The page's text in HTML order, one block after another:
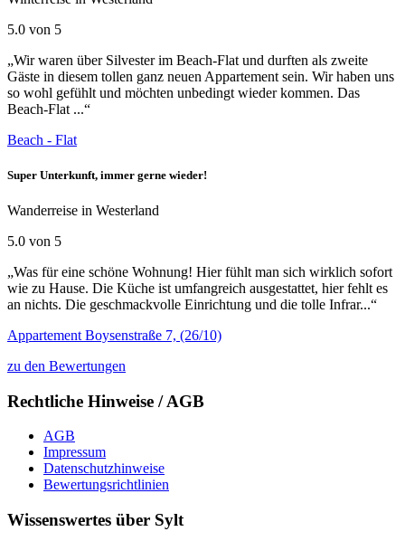
5.0 von 5
„Wir waren über Silvester im Beach-Flat und durften als zweite
Gäste in diesem tollen ganz neuen Appartement sein. Wir haben uns
so wohl gefühlt und möchten unbedingt wieder kommen. Das
Beach-Flat ...“
Beach - Flat
Super Unterkunft, immer gerne wieder!
Wanderreise in Westerland
5.0 von 5
„Was für eine schöne Wohnung! Hier fühlt man sich wirklich sofort
wie zu Hause. Die Küche ist umfangreich ausgestattet, hier fehlt es
an nichts. Die geschmackvolle Einrichtung und die tolle Infrar...“
Appartement Boysenstraße 7, (26/10)
zu den Bewertungen
Rechtliche Hinweise / AGB
AGB
Impressum
Datenschutzhinweise
Bewertungsrichtlinien
Wissenswertes über Sylt